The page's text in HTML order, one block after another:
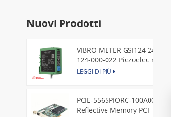
Nuovi Prodotti
VIBRO METER GSI124 244-
124-000-022 Piezoelectric
Pressure Transducer
LEGGI DI PIÙ
PCIE-5565PIORC-100A00
Reflective Memory PCI